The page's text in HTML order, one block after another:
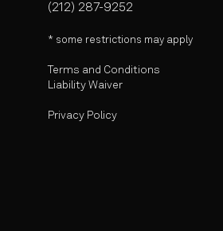
(212) 287-9252
* some restrictions may apply
Terms and Conditions
Liability Waiver
Privacy Policy